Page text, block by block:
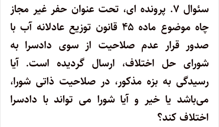
سئوال ۷.
پرونده ای، تحت عنوان حفر غیر مجاز
چاه موضوع ماده ۴۵ قانون توزیع عادلانه آب با
صدور قرار عدم صلاحیت از سوی دادسرا به
شورای حل اختلاف، ارسال گردیده است. آیا
رسیدگی به بزه مذکور، در صلاحیت ذاتی شورا،
می‌باشد یا خیر و آیا شورا می تواند با دادسرا
اختلاف کند؟